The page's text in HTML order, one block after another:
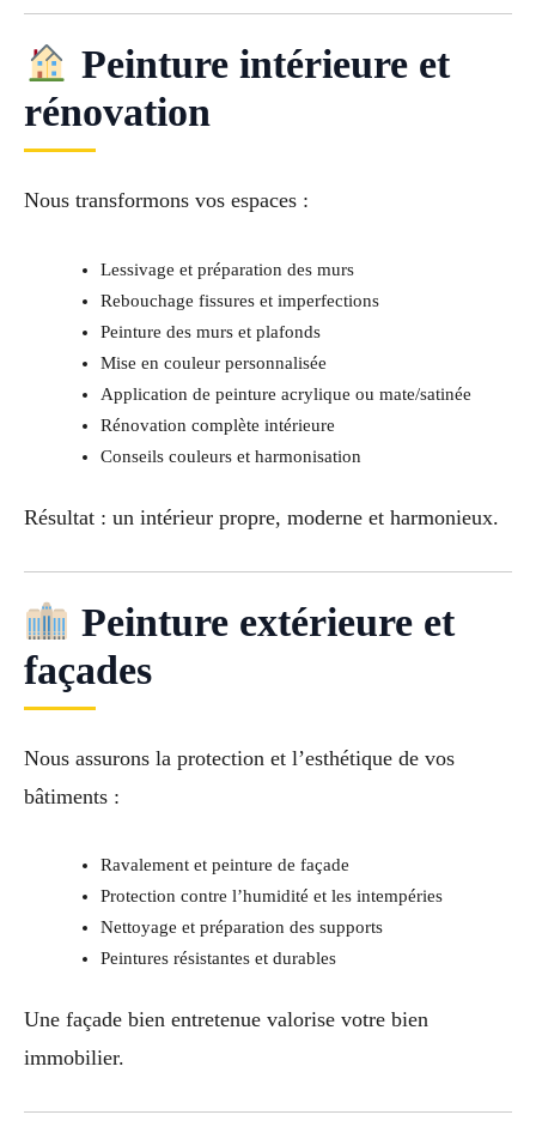
Peinture intérieure et
rénovation
Nous transformons vos espaces :
Lessivage et préparation des murs
Rebouchage fissures et imperfections
Peinture des murs et plafonds
Mise en couleur personnalisée
Application de peinture acrylique ou mate/satinée
Rénovation complète intérieure
Conseils couleurs et harmonisation
Résultat : un intérieur propre, moderne et harmonieux.
Peinture extérieure et
façades
Nous assurons la protection et l’esthétique de vos
bâtiments :
Ravalement et peinture de façade
Protection contre l’humidité et les intempéries
Nettoyage et préparation des supports
Peintures résistantes et durables
Une façade bien entretenue valorise votre bien
immobilier.